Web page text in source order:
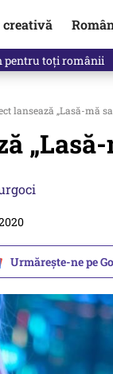
creativă
pentru toți românii
lansează „Lasă-mă
Urmărește-ne pe